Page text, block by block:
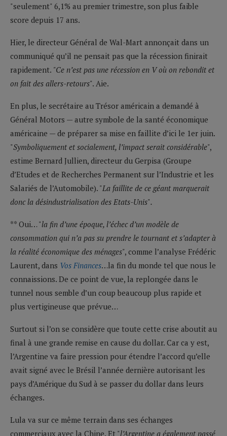
"seulement" 6,1% au premier trimestre, son plus faible
score depuis 17 ans.
Hier, le directeur Général de Wal-Mart annonçait dans un
communiqué qu’il ne pensait pas que la récession finirait
rapidement. "Ce n’est pas une récession en V où on rebondit et
on fait des allers-retours". Aie.
En plus, le secrétaire au Trésor américain a demandé à
Général Motors — autre symbole de la santé économique
américaine — de préparer sa mise en faillite d’ici le 1er juin.
"Symboliquement et socialement, l’impact serait considérable",
estime Bernard Jullien, directeur du Gerpisa (Groupe
d’Etudes et de Recherches Permanent sur l’Industrie et les
Salariés de l’Automobile). "La faillite de ce géant marquerait
donc la désindustrialisation des Etats-Unis".
** Oui… "la fin d’une époque, l’échec d’un modèle de
consommation qui n’a pas su prendre le tournant et s’adapter à
la réalité économique des ménages", comme l’analyse Frédéric
Laurent, dans Vos Finances…la fin du monde tel que nous le
connaissions. De ce point de vue, la replongée dans le
tunnel nous semble d’un coup beaucoup plus rapide et
plus vertigineuse que prévue…
Surtout si l’on se considère que toute cette crise aboutit au
final à une grande remise en cause du dollar. Car ca y est,
l’Argentine va faire pression pour étendre l’accord qu’elle
avait signé avec le Brésil l’année dernière autorisant les
pays d’Amérique du Sud à se passer du dollar dans leurs
échanges.
Lula va sur ce même terrain dans ses échanges
commerciaux avec la Chine. Et "l’Argentine a également passé